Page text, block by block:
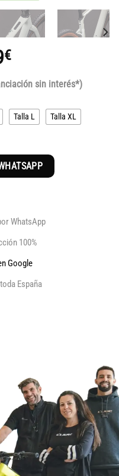
€
sin interés*)
Talla L Talla XL
WhatsApp
100%
Google
España